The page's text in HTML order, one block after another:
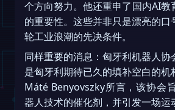
个方向努力。他还重申了国内AI教
的重要性。这些并非只是漂亮的口
轮工业浪潮的先决条件。
同样重要的消息：匈牙利机器人
是匈牙利期待已久的填补空白的机
Máté Benyovszky所言，该协会
器人技术的催化剂，并引发一场运